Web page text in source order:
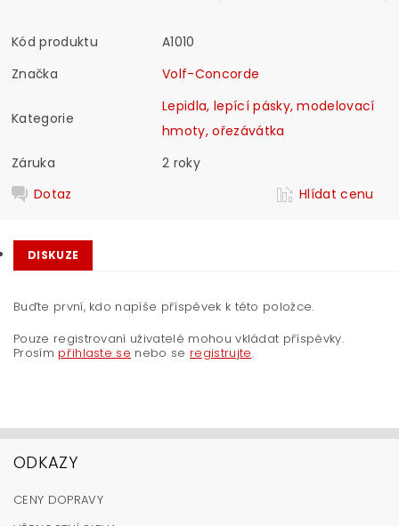
Kód produktu
A1010
Značka
Volf-Concorde
Kategorie
Lepidla, lepící pásky, modelovací
hmoty, ořezávátka
Záruka
2 roky
Dotaz
Hlídat cenu
DISKUZE
Buďte první, kdo napíše příspěvek k této položce.
Pouze registrovaní uživatelé mohou vkládat příspěvky.
Prosím přihlaste se nebo se registrujte.
ODKAZY
CENY DOPRAVY